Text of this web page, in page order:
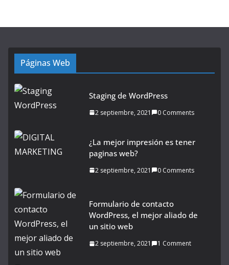
Páginas Web
Staging de WordPress
2 septiembre, 2021 0 Comments
¿La mejor impresión es tener
paginas web?
2 septiembre, 2021 0 Comments
Formulario de contacto
WordPress, el mejor aliado de
un sitio web
2 septiembre, 2021 1 Comment